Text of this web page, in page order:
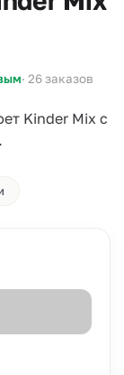
· 26 заказов
Kinder Mix с